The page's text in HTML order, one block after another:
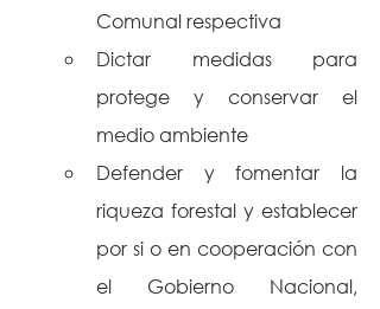
Comunal respectiva
Dictar medidas para
protege y conservar el
medio ambiente
Defender y fomentar la
riqueza forestal y establecer
por si o en cooperación con
el Gobierno Nacional,